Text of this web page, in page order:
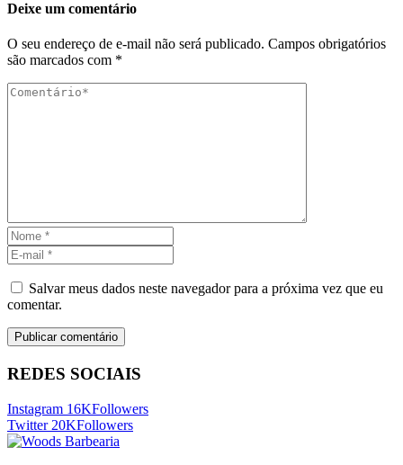
Deixe um comentário
O seu endereço de e-mail não será publicado. Campos obrigatórios
são marcados com *
Salvar meus dados neste navegador para a próxima vez que eu
comentar.
REDES SOCIAIS
Instagram 16KFollowers
Twitter 20KFollowers